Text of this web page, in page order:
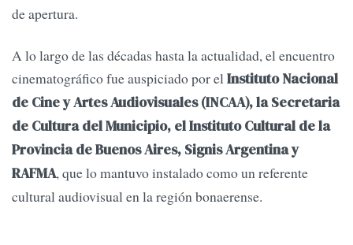
de apertura.
A lo largo de las décadas hasta la actualidad, el encuentro
cinematográfico fue auspiciado por elInstituto Nacional
de Cine y Artes Audiovisuales (INCAA), la Secretaria
de Cultura del Municipio, el Instituto Cultural de la
Provincia de Buenos Aires, Signis Argentina y
RAFMA, que lo mantuvo instalado como un referente
cultural audiovisual en la región bonaerense.